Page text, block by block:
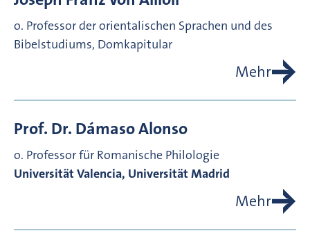
o. Professor der orientalischen Sprachen und des
Bibelstudiums, Domkapitular
Mehr
Prof. Dr. DámasoAlonso
o. Professor für Romanische Philologie
Universität Valencia, Universität Madrid
Mehr